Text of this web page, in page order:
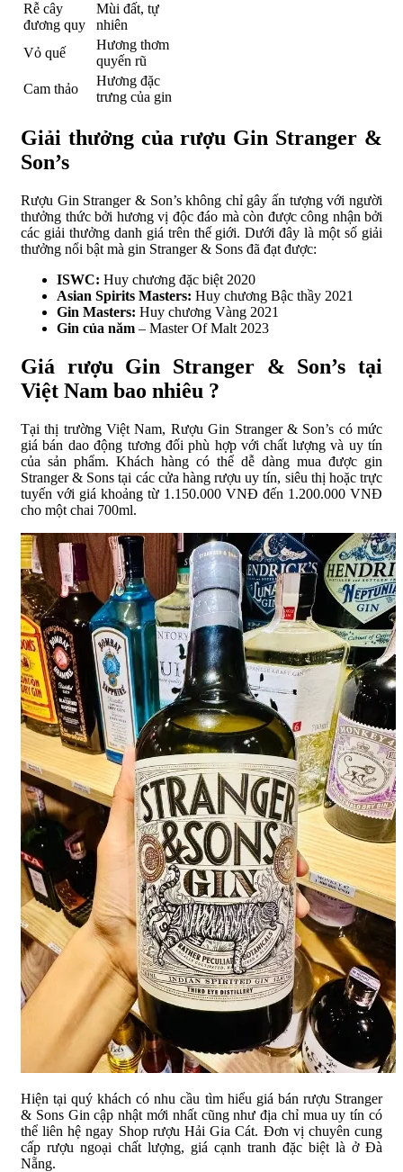
Rễ cây
đương quy
Mùi đất, tự
nhiên
Vỏ quế
Hương thơm
quyến rũ
Cam thảo
Hương đặc
trưng của gin
Giải thưởng của rượu Gin Stranger &
Son’s
Rượu Gin Stranger & Son’s không chỉ gây ấn tượng với người
thưởng thức bởi hương vị độc đáo mà còn được công nhận bởi
các giải thưởng danh giá trên thế giới. Dưới đây là một số giải
thưởng nổi bật mà gin Stranger & Sons đã đạt được:
ISWC: Huy chương đặc biệt 2020
Asian Spirits Masters: Huy chương Bậc thầy 2021
Gin Masters: Huy chương Vàng 2021
Gin của năm – Master Of Malt 2023
Giá rượu Gin Stranger & Son’s tại
Việt Nam bao nhiêu ?
Tại thị trường Việt Nam, Rượu Gin Stranger & Son’s có mức
giá bán dao động tương đối phù hợp với chất lượng và uy tín
của sản phẩm. Khách hàng có thể dễ dàng mua được gin
Stranger & Sons tại các cửa hàng rượu uy tín, siêu thị hoặc trực
tuyến với giá khoảng từ 1.150.000 VNĐ đến 1.200.000 VNĐ
cho một chai 700ml.
Hiện tại quý khách có nhu cầu tìm hiểu giá bán rượu Stranger
& Sons Gin cập nhật mới nhất cũng như địa chỉ mua uy tín có
thể liên hệ ngay Shop rượu Hải Gia Cát. Đơn vị chuyên cung
cấp rượu ngoại chất lượng, giá cạnh tranh đặc biệt là ở Đà
Nẵng.